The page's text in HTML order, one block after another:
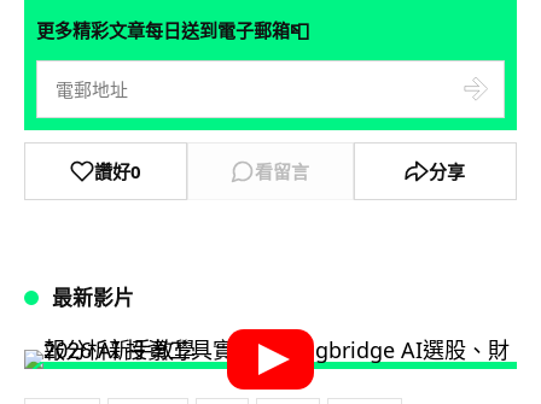
更多精彩文章每日送到電子郵箱📮
讚好0 看留言 分享
最新影片